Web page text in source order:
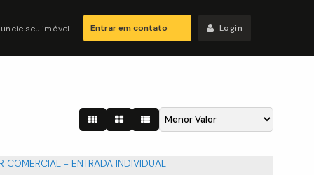
Login
Entrar em contato
seu imóvel